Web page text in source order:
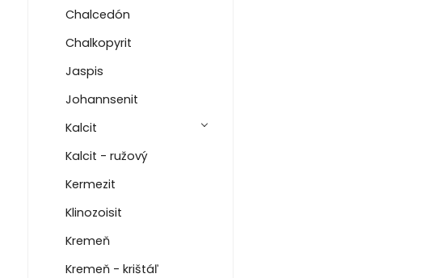
Chalcedón
Chalkopyrit
Jaspis
Johannsenit
Kalcit
Kalcit - ružový
Kermezit
Klinozoisit
Kremeň
Kremeň - krištáľ